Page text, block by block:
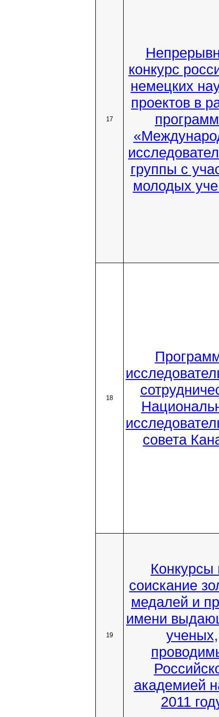
17
конкурс
немецких
проектов в
группы с
молодых
18
совета
19
Конкурсы
соискание
медалей и
имени
ученых,
академией
2011